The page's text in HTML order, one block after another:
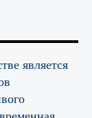
является